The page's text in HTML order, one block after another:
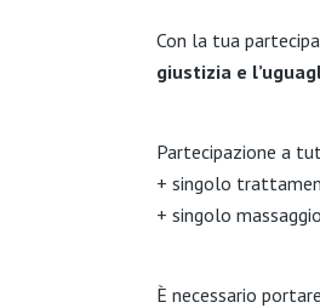
Con la tua
giustizia e
Partecipazione a
+ singolo
+ singolo
È necessario